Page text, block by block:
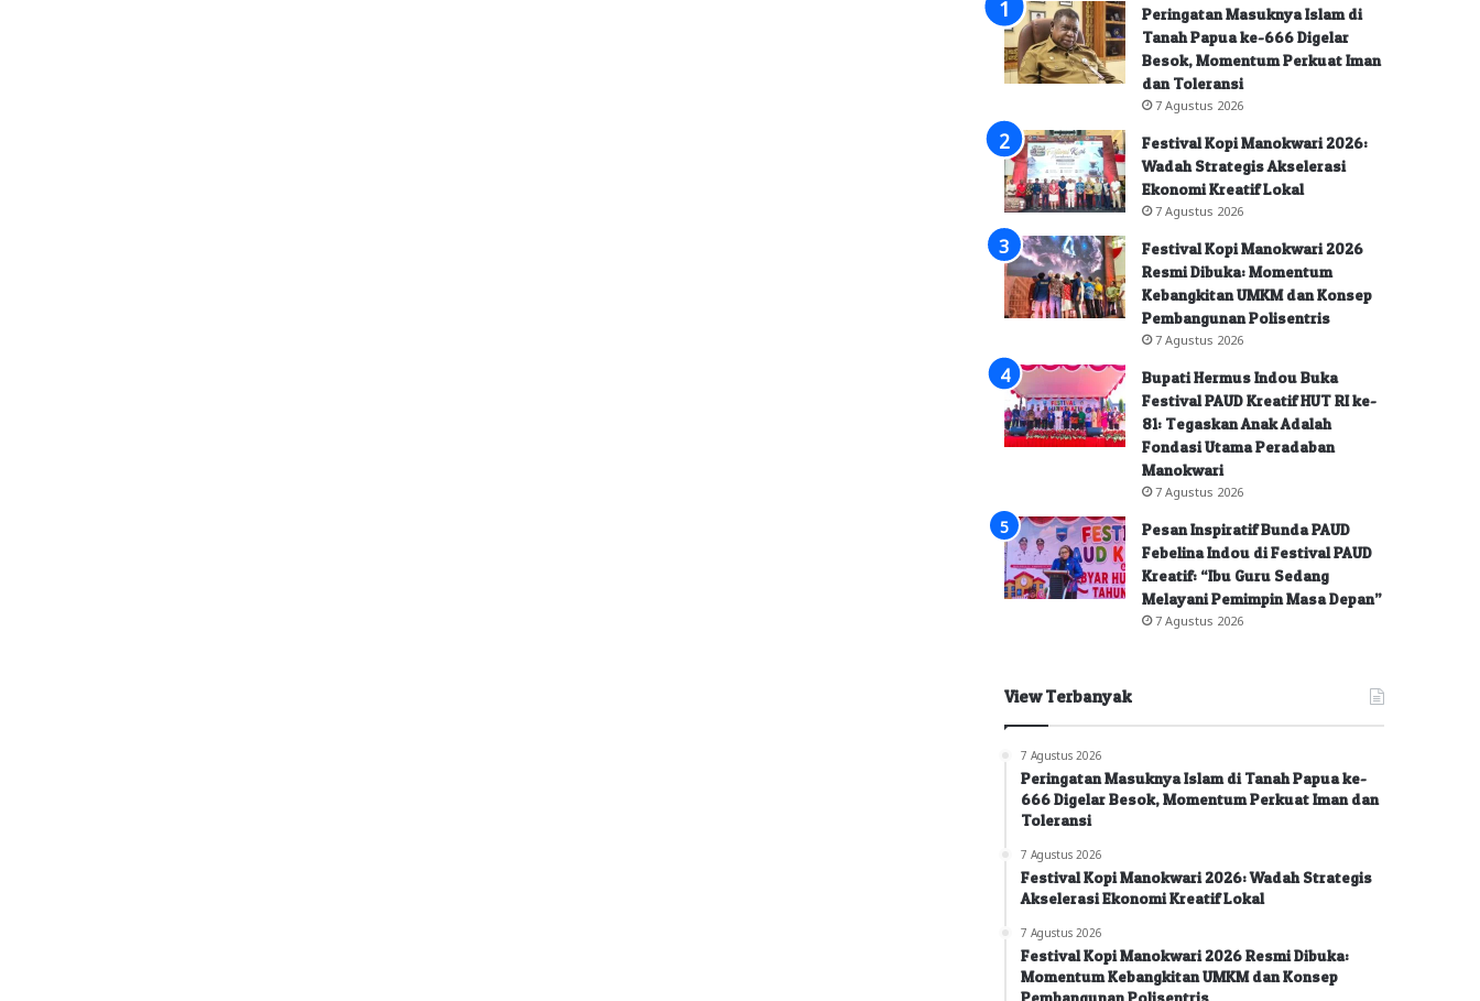
Peringatan Masuknya Islam di
Tanah Papua ke-666 Digelar
Besok, Momentum Perkuat Iman
dan Toleransi
7 Agustus 2026
Festival Kopi Manokwari 2026:
Wadah Strategis Akselerasi
Ekonomi Kreatif Lokal
7 Agustus 2026
Festival Kopi Manokwari 2026
Resmi Dibuka: Momentum
Kebangkitan UMKM dan Konsep
Pembangunan Polisentris
7 Agustus 2026
Bupati Hermus Indou Buka
Festival PAUD Kreatif HUT RI ke-
81: Tegaskan Anak Adalah
Fondasi Utama Peradaban
Manokwari
7 Agustus 2026
Pesan Inspiratif Bunda PAUD
Febelina Indou di Festival PAUD
Kreatif: “Ibu Guru Sedang
Melayani Pemimpin Masa Depan”
7 Agustus 2026
View Terbanyak
7 Agustus 2026
Peringatan Masuknya Islam di Tanah Papua ke-
666 Digelar Besok, Momentum Perkuat Iman dan
Toleransi
7 Agustus 2026
Festival Kopi Manokwari 2026: Wadah Strategis
Akselerasi Ekonomi Kreatif Lokal
7 Agustus 2026
Festival Kopi Manokwari 2026 Resmi Dibuka:
Momentum Kebangkitan UMKM dan Konsep
Pembangunan Polisentris